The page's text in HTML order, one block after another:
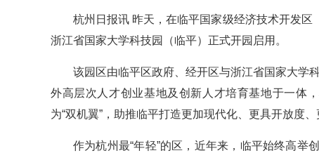
杭州日报讯 昨天，在临平国家级经济技术开发区
浙江省国家大学科技园（临平）正式开园启用。
该园区由临平区政府、经开区与浙江省国家大学
外高层次人才创业基地及创新人才培育基地于一体
为“双机翼”，助推临平打造更加现代化、更具开放度、
作为杭州最“年轻”的区，近年来，临平始终高举